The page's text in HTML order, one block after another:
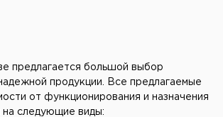
предлагается большой выбор
продукции. Все предлагаемые
от функционирования и назначения
на следующие виды: